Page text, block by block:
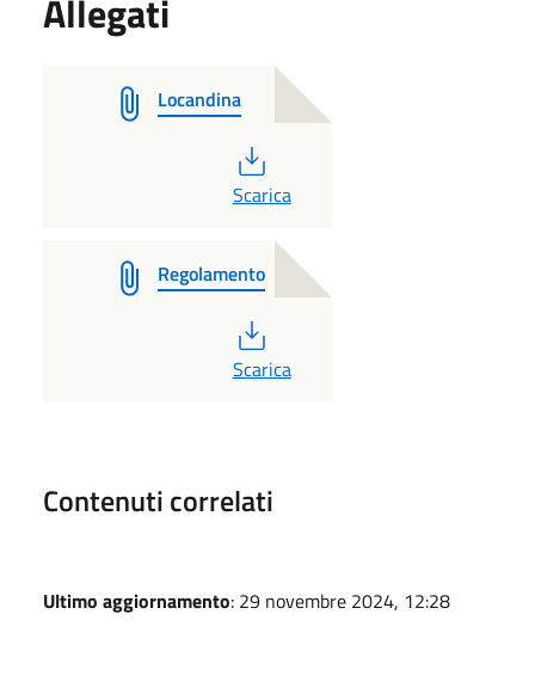
Allegati
Locandina
PDF
Scarica
Regolamento
PDF
Scarica
Contenuti correlati
Ultimo aggiornamento: 29 novembre 2024, 12:28